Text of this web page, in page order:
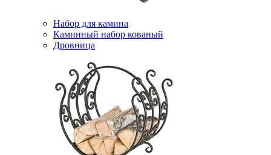
Набор для камина
Каминный набор кованый
Дровница